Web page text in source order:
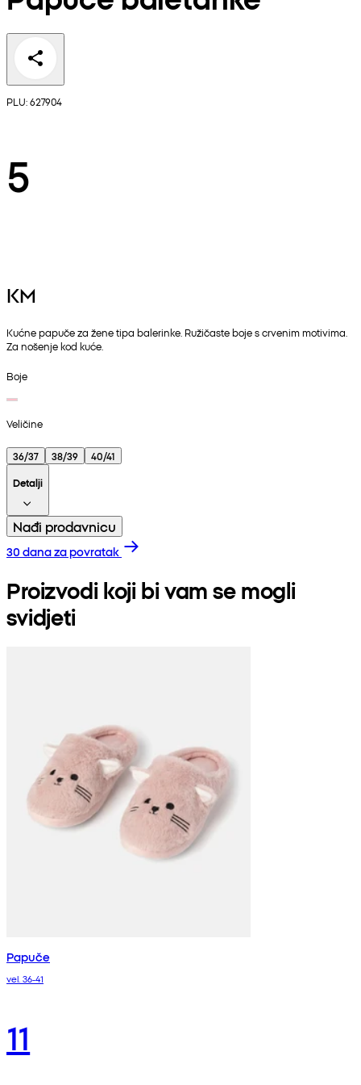
PLU: 627904
5
KM
Kućne papuče za žene tipa balerinke. Ružičaste boje s crvenim motivima.
Za nošenje kod kuće.
Boje
Veličine
36/37 38/39
40/41
Detalji
Nađi prodavnicu
30 dana za povratak
Proizvodi koji bi vam se mogli
svidjeti
Papuče
vel. 36-41
11